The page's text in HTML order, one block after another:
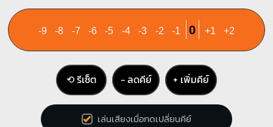
-9 -8 -7 -6 -5 -4 -3 -2 -1 0 +1 +2
⟲ รีเซ็ต − ลดคีย์ + เพิ่มคีย์
เล่นเสียงเมื่อกดเปลี่ยนคีย์